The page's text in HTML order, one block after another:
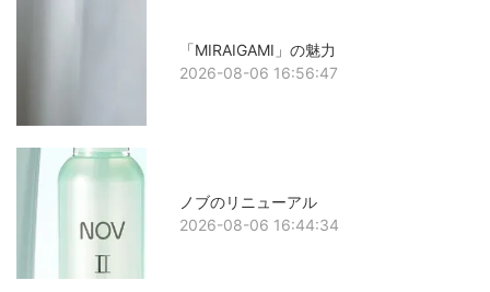
「MIRAIGAMI」の魅力
2026-08-06 16:56:47
ノブのリニューアル
2026-08-06 16:44:34